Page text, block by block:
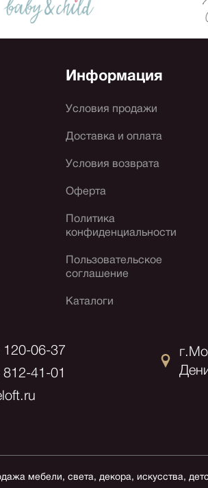
Информация
Условия продажи
Доставка и оплата
Условия возврата
Оферта
Политика
конфиденциальности
Пользовательское
соглашение
Каталоги
120-06-37
41-01
мебели, света, декора, искусства,